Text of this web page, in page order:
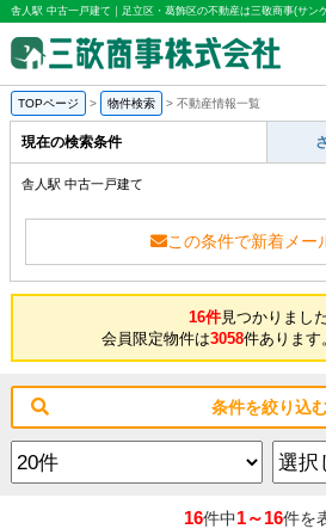
舎人駅 中古一戸建て｜足立区・葛飾区の不動産は三敬商事(サン
TOPページ > 物件検索 > 不動産情報一覧
現在の検索条件
舎人駅 中古一戸建て
この条件で新着メー
16件見つかりまし
会員限定物件は3058件ありま
条件を絞り込
16件中1～16件を